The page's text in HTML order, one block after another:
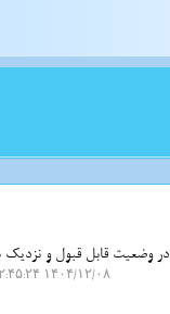
نت واش: بنا بر اعلام شرکت کنترل کیفیت هوای تهران، شاخص کیفیت هوا حالا با ثبت عدد 62 در وضعیت قابل قبول و
۱۴۰۴/۱۲/۰۸ ۱۲:۴۵:۲۴